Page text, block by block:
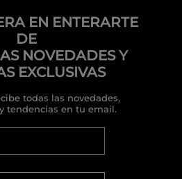
EN ENTERARTE
DE
NOVEDADES Y
EXCLUSIVAS
todas las novedades,
tendencias en tu email.